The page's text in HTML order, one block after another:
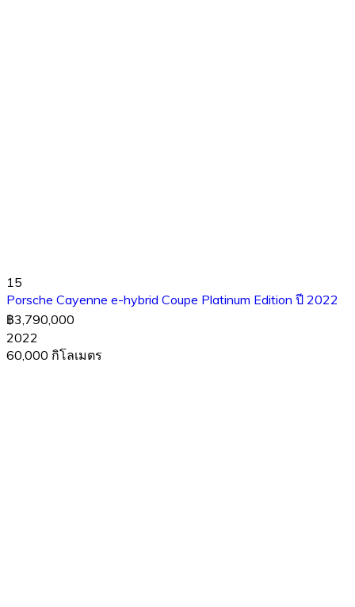
15
Porsche Cayenne e-hybrid Coupe Platinum Edition ปี 2022
฿3,790,000
2022
60,000 กิโลเมตร